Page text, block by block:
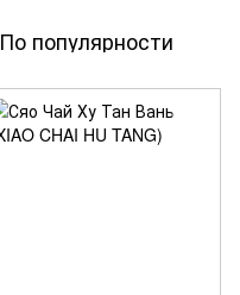
По популярности